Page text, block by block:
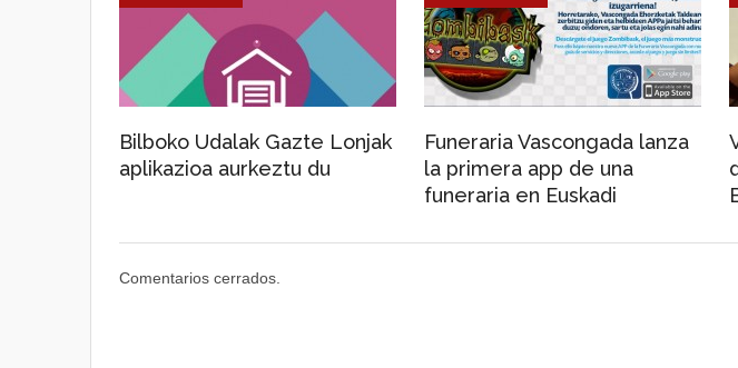
Bilboko Udalak Gazte Lonjak
aplikazioa aurkeztu du
Funeraria Vascongada lanza
la primera app de una
funeraria en Euskadi
Comentarios cerrados.